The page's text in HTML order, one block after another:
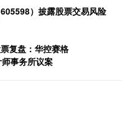
）披露股票交易风险
复盘：华控赛格
师事务所议案